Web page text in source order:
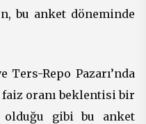
bu anket döneminde
Ters-Repo Pazarı’nda
oranı beklentisi bir
olduğu gibi bu anket